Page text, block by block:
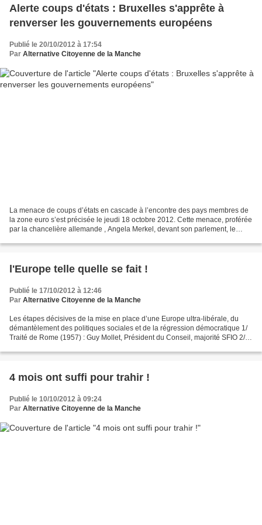
Alerte coups d'états : Bruxelles s'apprête à
renverser les gouvernements européens
Publié le 20/10/2012 à 17:54
Par Alternative Citoyenne de la Manche
La menace de coups d’états en cascade à l’encontre des pays membres de
la zone euro s’est précisée le jeudi 18 octobre 2012. Cette menace, proférée
par la chancelière allemande , Angela Merkel, devant son parlement, le
l'Europe telle quelle se fait !
Publié le 17/10/2012 à 12:46
Par Alternative Citoyenne de la Manche
Les étapes décisives de la mise en place d’une Europe ultra-libérale, du
démantèlement des politiques sociales et de la régression démocratique 1/
Traité de Rome (1957) : Guy Mollet, Président du Conseil, majorité SFIO 2/
4 mois ont suffi pour trahir !
Publié le 10/10/2012 à 09:24
Par Alternative Citoyenne de la Manche